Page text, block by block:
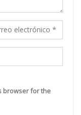
browser for the